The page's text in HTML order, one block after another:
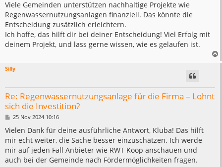
Viele Gemeinden unterstützen nachhaltige Projekte wie
Regenwassernutzungsanlagen finanziell. Das könnte die
Entscheidung zusätzlich erleichtern.
Ich hoffe, das hilft dir bei deiner Entscheidung! Viel Erfolg mit
deinem Projekt, und lass gerne wissen, wie es gelaufen ist.
Silly
Re: Regenwassernutzungsanlage für die Firma – Lohnt
sich die Investition?
B
i
r
a
g
25 Nov 2024 10:16
Vielen Dank für deine ausführliche Antwort, Kluba! Das hilft
mir echt weiter, die Sache besser einzuschätzen. Ich werde
mir auf jeden Fall Anbieter wie RWT Koop anschauen und
auch bei der Gemeinde nach Fördermöglichkeiten fragen.